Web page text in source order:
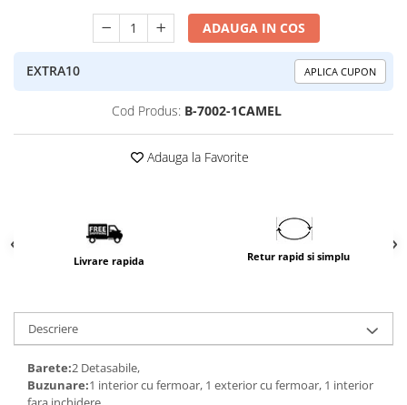
ADAUGA IN COS
EXTRA10 APLICA CUPON
Cod Produs: B-7002-1CAMEL
Adauga la Favorite
Livrare rapida Retur rapid si simplu
Descriere
Barete:2 Detasabile,
Buzunare:1 interior cu fermoar, 1 exterior cu fermoar, 1 interior